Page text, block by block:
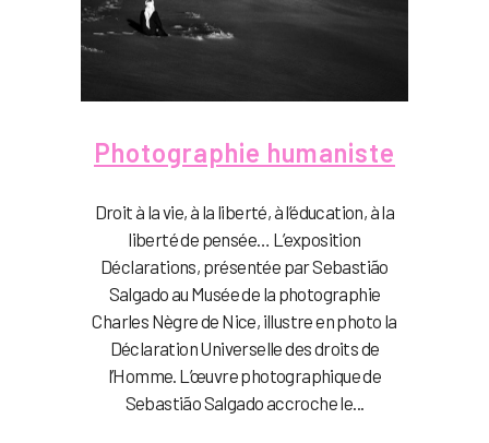
Photographie humaniste
Droit à la vie, à la liberté, à l’éducation, à la
liberté de pensée… L’exposition
Déclarations, présentée par Sebastião
Salgado au Musée de la photographie
Charles Nègre de Nice, illustre en photo la
Déclaration Universelle des droits de
l’Homme. L’œuvre photographique de
Sebastião Salgado accroche le...